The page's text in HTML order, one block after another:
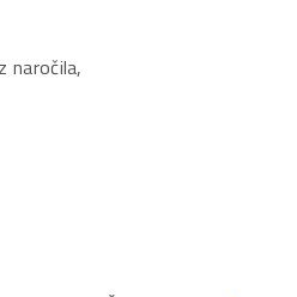
naročila,